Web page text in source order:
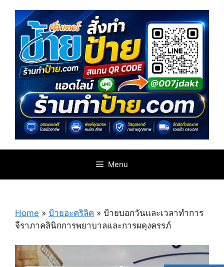
content
Menu
Home » ป้ายอะคริลิค » ป้ายบอกวันและเวลาทำการ
จีราภาคลินิกการพยาบาลและการผดุงครรภ์